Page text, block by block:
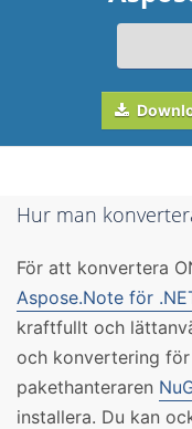
Hur man
För att konvertera
Aspose.Note för
kraftfullt och
och konvertering
pakethanteraren
installera. Du kan